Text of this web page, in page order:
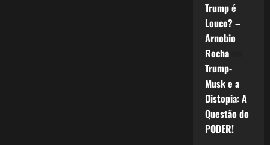
Trump é
Louco? –
Arnobio
Rochaem
Trump-
Musk e a
Distopia: A
Questão do
PODER!